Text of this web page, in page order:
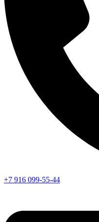
+7 916 099-55-44